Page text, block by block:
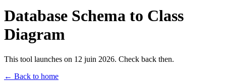
Database Schema to Class
Diagram
This tool launches on 12 juin 2026. Check back then.
← Back to home